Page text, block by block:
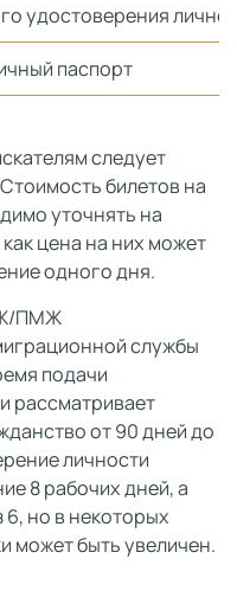
удостоверения
паспорт
следует
билетов на
уточнять на
цена на них может
одного дня.
ПМЖ
службы
подачи
рассматривает
от 90 дней до
личности
8 рабочих дней, а
но в некоторых
может быть увеличен.